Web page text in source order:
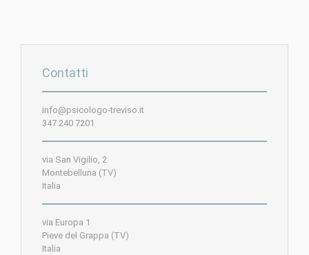
Contatti
info@psicologo-treviso.it
347 240 7201
via San Vigilio, 2
Montebelluna (TV)
Italia
via Europa 1
Pieve del Grappa (TV)
Italia